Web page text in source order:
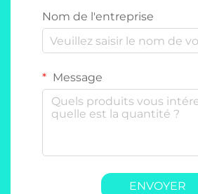
Nom de l'entreprise
Message
ENVOYER